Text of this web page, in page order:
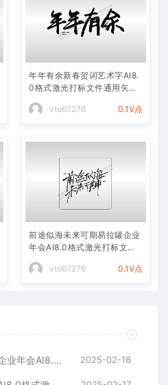
年年有余新春贺词艺术字AI8.
0格式激光打标文件通用矢量
图
vto67276
0.1V点
前途似海未来可期易拉罐企业
年会AI8.0格式激光打标文件
通用矢量图
vto67276
0.1V点
遂风领航向阳而生易拉罐企业年会AI8.0格式激光打标文件通用矢量图 2025-02-18